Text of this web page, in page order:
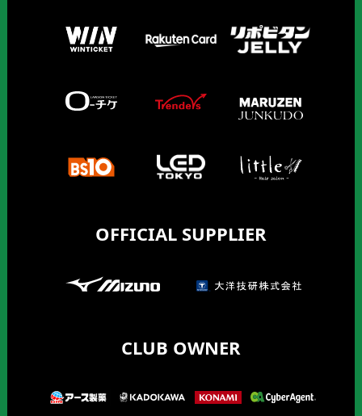
OFFICIAL SUPPLIER
CLUB OWNER